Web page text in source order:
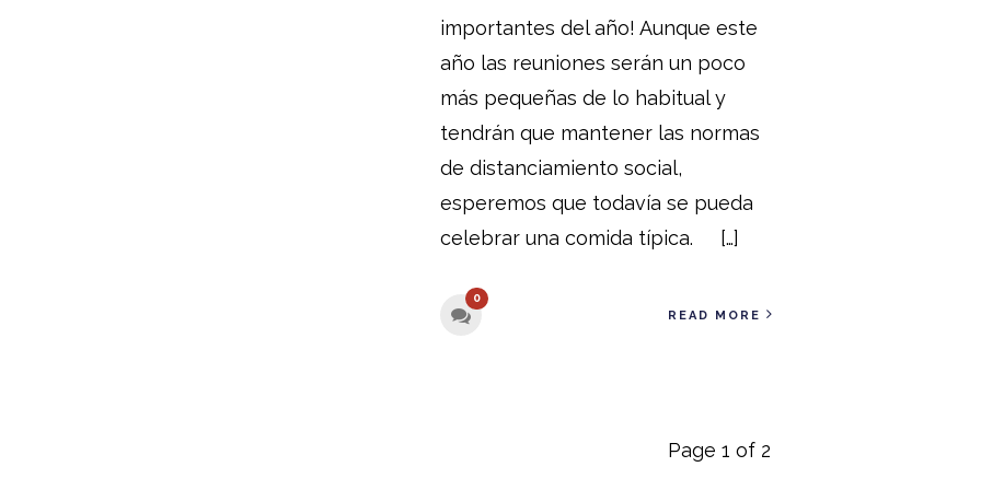
importantes del año! Aunque este
año las reuniones serán un poco
más pequeñas de lo habitual y
tendrán que mantener las normas
de distanciamiento social,
esperemos que todavía se pueda
celebrar una comida típica. […]
0
READ MORE
Page 1 of 2